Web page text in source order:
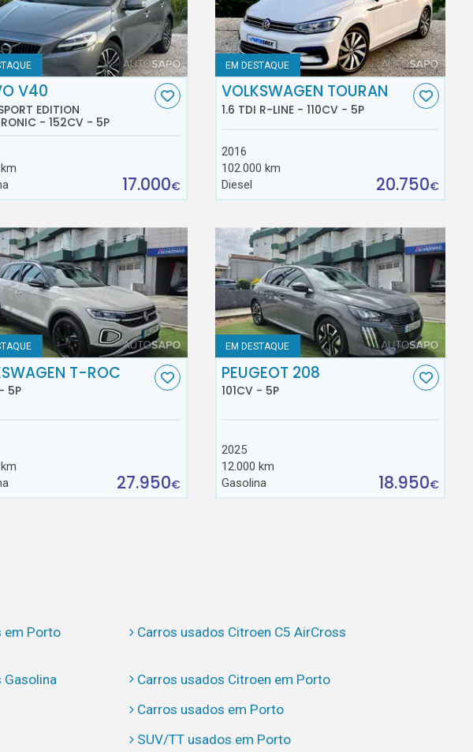
V40
EDITION
- 152CV - 5P
17.000€
EM DESTAQUE
VOLKSWAGEN TOURAN
1.6 TDI R-LINE - 110CV - 5P
2016
102.000 km
Diesel
20.750€
T-ROC
5P
27.950€
EM DESTAQUE
PEUGEOT 208
101CV - 5P
2025
12.000 km
Gasolina
18.950€
em Porto
Carros usados Citroen C5 AirCross
Gasolina
Carros usados Citroen em Porto
Carros usados em Porto
SUV/TT usados em Porto